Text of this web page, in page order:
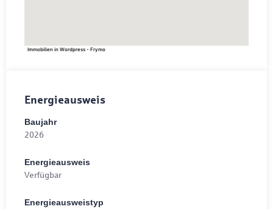
Immobilien in Wordpress - Frymo
Energieausweis
Baujahr
2026
Energieausweis
Verfügbar
Energie­ausweistyp